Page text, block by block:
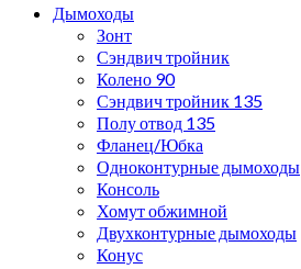
Дымоходы
Зонт
Сэндвич тройник
Колено 90
Сэндвич тройник 135
Полу отвод 135
Фланец/Юбка
Одноконтурные дымоходы
Консоль
Хомут обжимной
Двухконтурные дымоходы
Конус